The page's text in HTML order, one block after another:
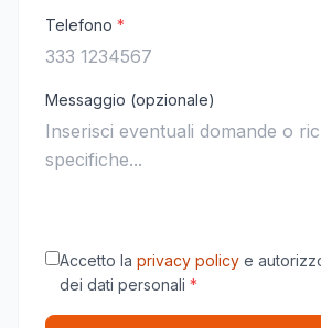
Telefono *
Messaggio (opzionale)
Accetto la privacy policy e
dei dati personali *